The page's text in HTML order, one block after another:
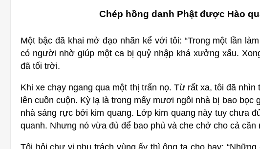
Chép hồng danh Phật được Hào
Một bậc đã khai mở đạo nhãn kể với tôi: “Trong một lần
có người nhờ giúp một ca bị quỷ nhập khá xưởng xẩu.
đã tối trời.
Khi xe chạy ngang qua một thị trấn nọ. Từ rất xa, tôi đã
lên cuồn cuộn. Kỳ lạ là trong mấy mươi ngôi nhà bị bao bọc
nhà sáng rực bởi kim quang. Lớp kim quang này tuy chưa
quanh. Nhưng nó vừa đủ để bao phủ và che chở cho cả căn
Tôi hỏi chư vị phụ trách vùng ấy thì ông ta cho hay: